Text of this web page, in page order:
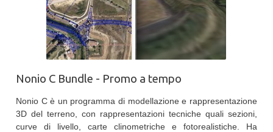
Nonio C Bundle - Promo a tempo
Nonio C è un programma di modellazione e rappresentazione
3D del terreno, con rappresentazioni tecniche quali sezioni,
curve di livello, carte clinometriche e fotorealistiche. Ha